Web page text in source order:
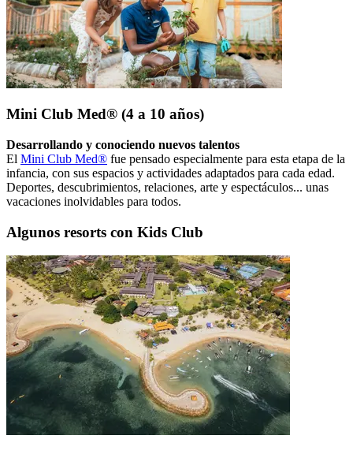
Mini Club Med® (4 a 10 años)
Desarrollando y conociendo nuevos talentos
El Mini Club Med® fue pensado especialmente para esta etapa de la
infancia, con sus espacios y actividades adaptados para cada edad.
Deportes, descubrimientos, relaciones, arte y espectáculos... unas
vacaciones inolvidables para todos.
Algunos resorts con Kids Club